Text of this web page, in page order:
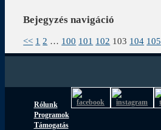
Bejegyzés navigáció
<< 1 2 … 100 101 102 103 104 105
Rólunk
Programok
Támogatás